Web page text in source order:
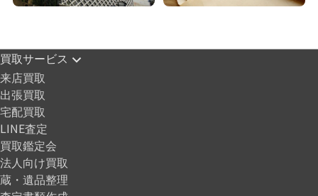
買取サービス
来店買取
出張買取
宅配買取
LINE査定
買取鑑定会
法人向け買取
蔵・遺品整理